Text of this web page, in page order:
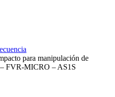
para manipulación de
FVR-MICRO – AS1S